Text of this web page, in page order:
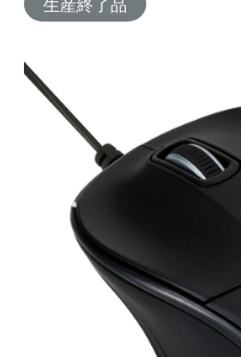
生産終了品
ミニ静音ボタンマウ
ー通信）タイプ。
ホイールスクロールも
メーカー希望小売価格：